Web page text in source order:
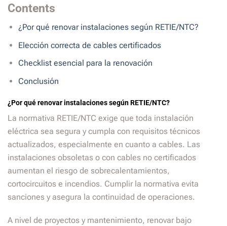
Contents
¿Por qué renovar instalaciones según RETIE/NTC?
Elección correcta de cables certificados
Checklist esencial para la renovación
Conclusión
¿Por qué renovar instalaciones según RETIE/NTC?
La normativa RETIE/NTC exige que toda instalación
eléctrica sea segura y cumpla con requisitos técnicos
actualizados, especialmente en cuanto a cables. Las
instalaciones obsoletas o con cables no certificados
aumentan el riesgo de sobrecalentamientos,
cortocircuitos e incendios. Cumplir la normativa evita
sanciones y asegura la continuidad de operaciones.
A nivel de proyectos y mantenimiento, renovar bajo